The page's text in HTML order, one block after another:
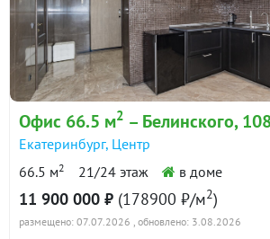
Офис 66.5 м2 – Белинского, 108
Екатеринбург, Центр
66.5 м2 21/24 этаж в доме
11 900 000 ₽ (178900 ₽/м2)
размещено: 07.07.2026 , обновлено: 3.08.2026